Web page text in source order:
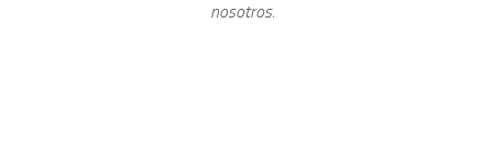
nosotros.